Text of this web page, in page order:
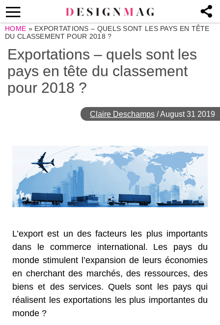
HOME » EXPORTATIONS – QUELS SONT LES PAYS EN TÊTE
DU CLASSEMENT POUR 2018 ?
Exportations – quels sont les
pays en tête du classement
pour 2018 ?
Claire Deschamps /August 31 2019
L’export est un des facteurs les plus importants
dans le commerce international. Les pays du
monde stimulent l’expansion de leurs économies
en cherchant des marchés, des ressources, des
biens et des services. Quels sont les pays qui
réalisent les exportations les plus importantes du
monde ?